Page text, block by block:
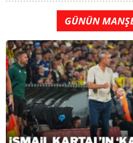
GÜNÜN